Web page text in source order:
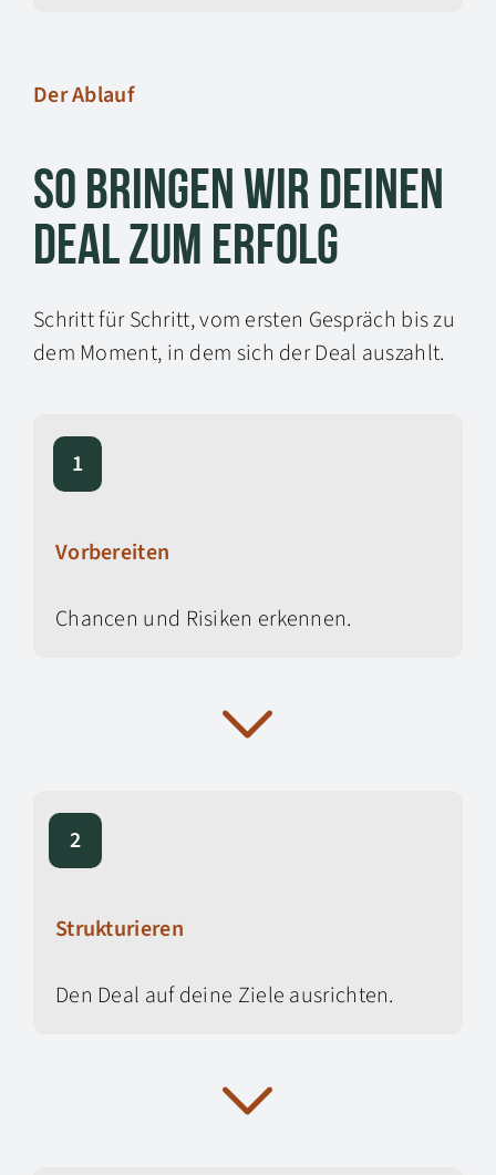
Der Ablauf
So bringen wir deinen
Deal zum Erfolg
Schritt für Schritt, vom ersten Gespräch bis zu
dem Moment, in dem sich der Deal auszahlt.
1
Vorbereiten
Chancen und Risiken erkennen.
2
Strukturieren
Den Deal auf deine Ziele ausrichten.